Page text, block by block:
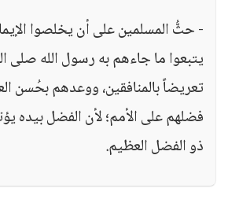
- حثُّ المسلمين على أن يخلصوا
يتبعوا ما جاءهم به رسول الله صلى
تعريضاً بالمنافقين، ووعدهم بحُسن
فضلهم على الأمم؛ لأن الفضل بيده
ذو الفضل العظيم.